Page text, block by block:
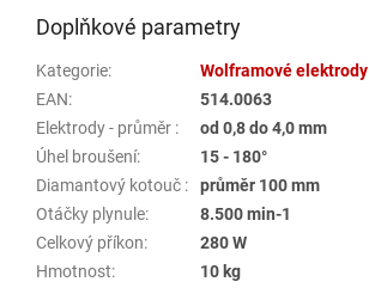
Doplňkové parametry
Kategorie:
Wolframové elektrody
EAN:
514.0063
Elektrody - průměr :
od 0,8 do 4,0 mm
Úhel broušení:
15 - 180°
Diamantový kotouč :
průměr 100 mm
Otáčky plynule:
8.500 min-1
Celkový příkon:
280 W
Hmotnost: 10 kg